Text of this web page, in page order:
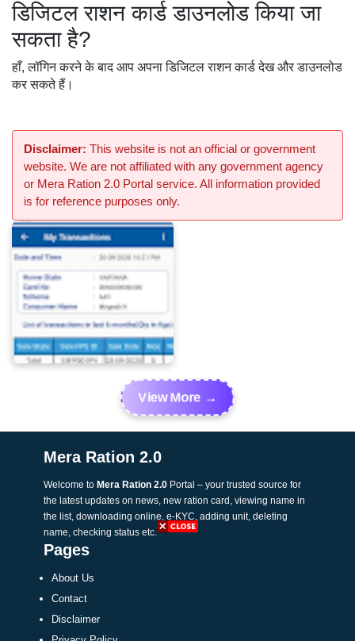
डिजिटल राशन कार्ड डाउनलोड किया जा
सकता है?
हाँ, लॉगिन करने के बाद आप अपना डिजिटल राशन कार्ड देख और डाउनलोड
कर सकते हैं।
Disclaimer: This website is not an official or government
website. We are not affiliated with any government agency
or Mera Ration 2.0 Portal service. All information provided
is for reference purposes only.
Mera Ration Old Version
(v61.0.3): Invalid User Token
View More →
Mera Ration 2.0
Welcome to Mera Ration 2.0 Portal – your trusted source for
the latest updates on news, new ration card, viewing name in
the list, downloading online, e-KYC, adding unit, deleting
name, checking status etc.
Pages
About Us
Contact
Disclaimer